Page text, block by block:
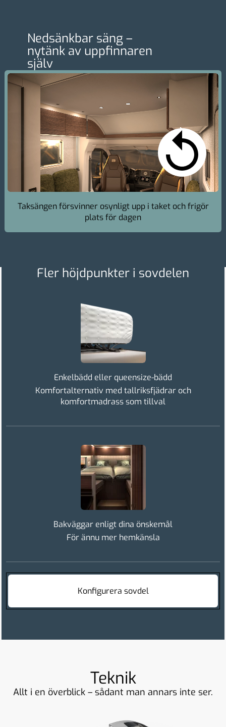
Nedsänkbar säng –
nytänk av uppfinnaren
själv
Taksängen försvinner osynligt upp i taket och frigör
plats för dagen
Fler höjdpunkter i sovdelen
Enkelbädd eller queensize-bädd
Komfortalternativ med tallriksfjädrar och
komfortmadrass som tillval
Bakväggar enligt dina önskemål
För ännu mer hemkänsla
Konfigurera sovdel
Teknik
Allt i en överblick – sådant man annars inte ser.